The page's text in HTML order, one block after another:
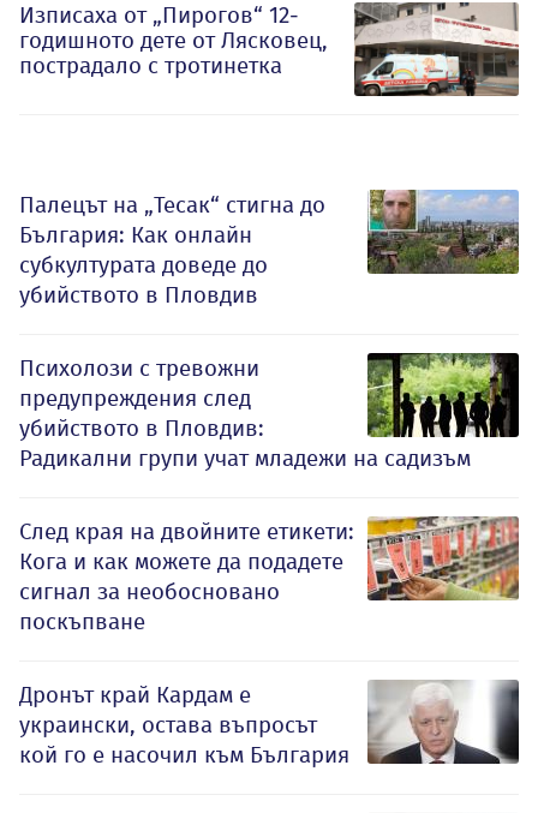
Изписаха от „Пирогов“ 12-
годишното дете от Лясковец,
пострадало с тротинетка
Палецът на „Тесак“ стигна до
България: Как онлайн
субкултурата доведе до
убийството в Пловдив
Психолози с тревожни
предупреждения след
убийството в Пловдив:
Радикални групи учат младежи на садизъм
След края на двойните етикети:
Кога и как можете да подадете
сигнал за необосновано
поскъпване
Дронът край Кардам е
украински, остава въпросът
кой го е насочил към България